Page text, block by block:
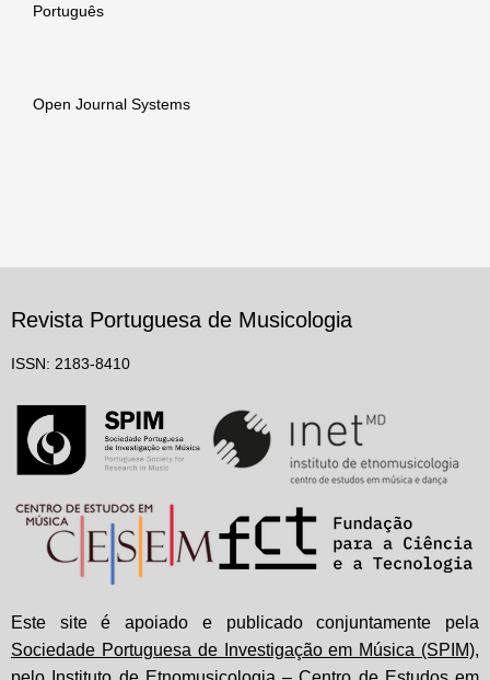
Português
Open Journal Systems
Revista Portuguesa de Musicologia
ISSN: 2183-8410
Este site é apoiado e publicado conjuntamente pela
Sociedade Portuguesa de Investigação em Música (SPIM),